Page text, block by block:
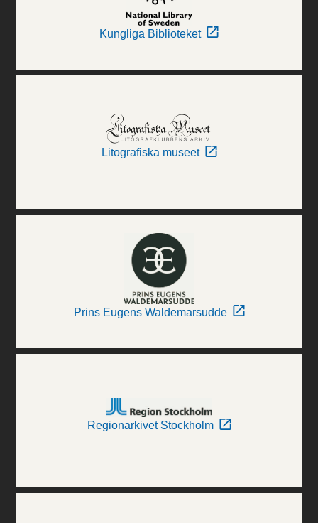
Kungliga Biblioteket
Litografiska museet
Prins Eugens Waldemarsudde
Regionarkivet Stockholm